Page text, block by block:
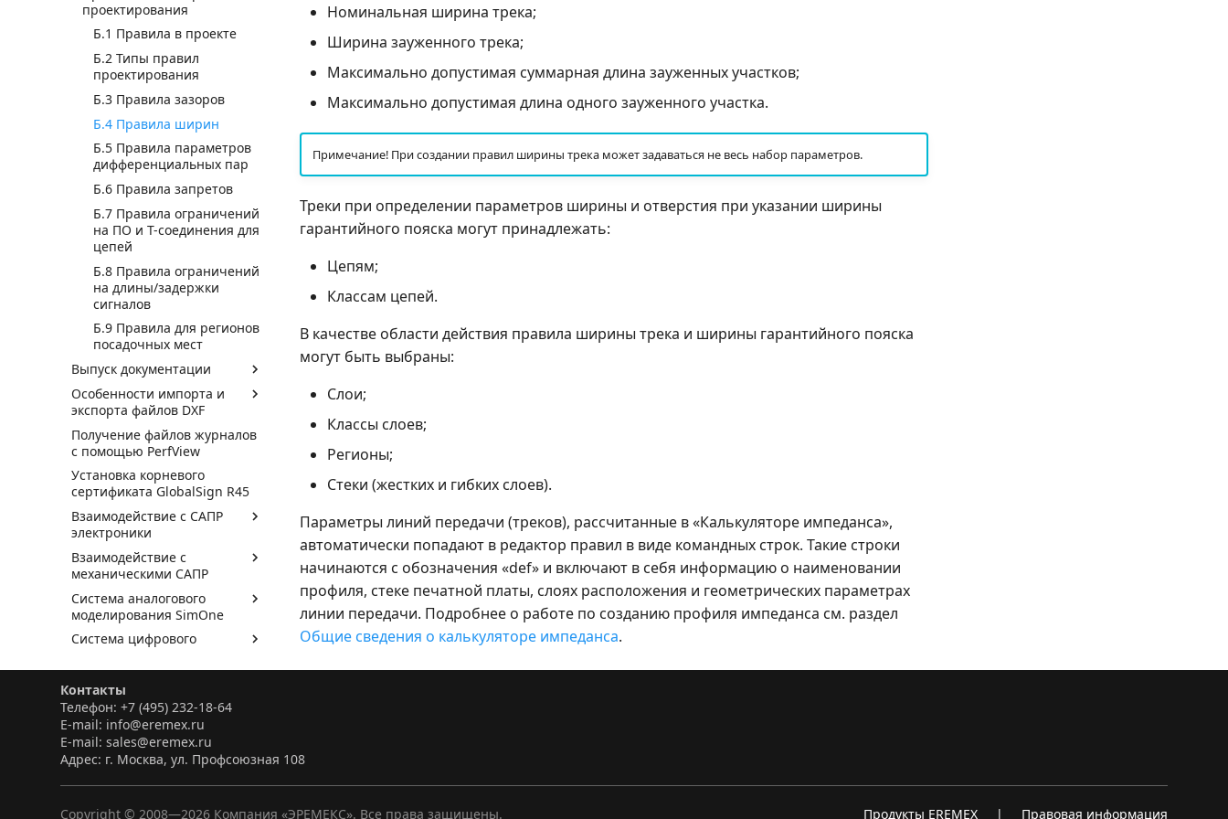
проектирования
Б.1 Правила в проекте
Б.2 Типы правил
проектирования
Б.3 Правила зазоров
Б.4 Правила ширин
Б.5 Правила параметров
дифференциальных пар
Б.6 Правила запретов
Б.7 Правила ограничений
на ПО и Т-соединения для
цепей
Б.8 Правила ограничений
на длины/задержки
сигналов
Б.9 Правила для регионов
посадочных мест
Выпуск документации
Особенности импорта и
экспорта файлов DXF
Получение файлов журналов
с помощью PerfView
Установка корневого
сертификата GlobalSign R45
Взаимодействие с САПР
электроники
Взаимодействие с
механическими САПР
Система аналогового
моделирования SimOne
Система цифрового
Номинальная ширина трека;
Ширина зауженного трека;
Максимально допустимая суммарная длина зауженных участков;
Максимально допустимая длина одного зауженного участка.
Примечание! При создании правил ширины трека может задаваться не весь набор параметров.
Треки при определении параметров ширины и отверстия при указании ширины
гарантийного пояска могут принадлежать:
Цепям;
Классам цепей.
В качестве области действия правила ширины трека и ширины гарантийного пояска
могут быть выбраны:
Слои;
Классы слоев;
Регионы;
Стеки (жестких и гибких слоев).
Параметры линий передачи (треков), рассчитанные в «Калькуляторе импеданса»,
автоматически попадают в редактор правил в виде командных строк. Такие строки
начинаются с обозначения «def» и включают в себя информацию о наименовании
профиля, стеке печатной платы, слоях расположения и геометрических параметрах
линии передачи. Подробнее о работе по созданию профиля импеданса см. раздел
Общие сведения о калькуляторе импеданса.
Контакты
Телефон: +7 (495) 232-18-64
E-mail: info@eremex.ru
E-mail: sales@eremex.ru
Адрес: г. Москва, ул. Профсоюзная 108
Copyright © 2008—2026 Компания «ЭРЕМЕКС». Все права защищены. Продукты EREMEX | Правовая информация